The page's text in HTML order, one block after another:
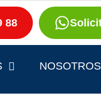
88
NOSOTROS